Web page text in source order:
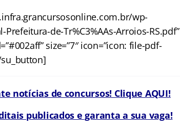
wp-
de-Tr%C3%AAs-Arroios-RS.pdf”
size=”7″ icon=”icon: file-pdf-
notícias de concursos! Clique AQUI!
publicados e garanta a sua vaga!